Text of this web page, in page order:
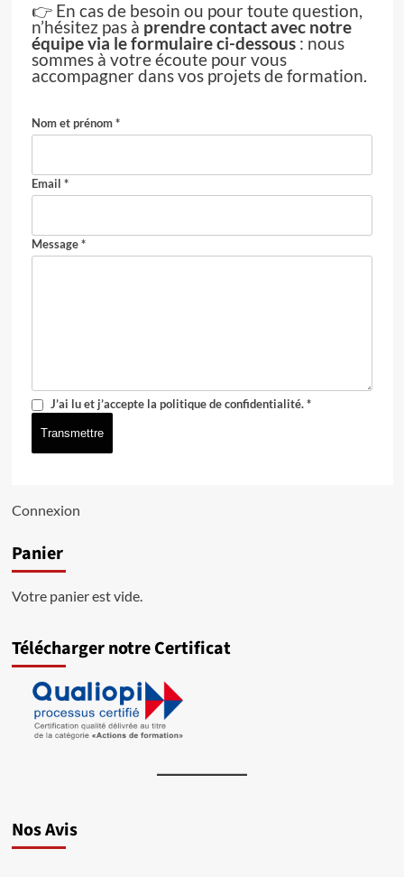
👉 En cas de besoin ou pour toute question,
n’hésitez pas à prendre contact avec notre
équipe via le formulaire ci-dessous : nous
sommes à votre écoute pour vous
accompagner dans vos projets de formation.
Nom et prénom *
Email *
Message *
J’ai lu et j’accepte la politique de confidentialité. *
Connexion
Panier
Votre panier est vide.
Télécharger notre Certificat
Nos Avis